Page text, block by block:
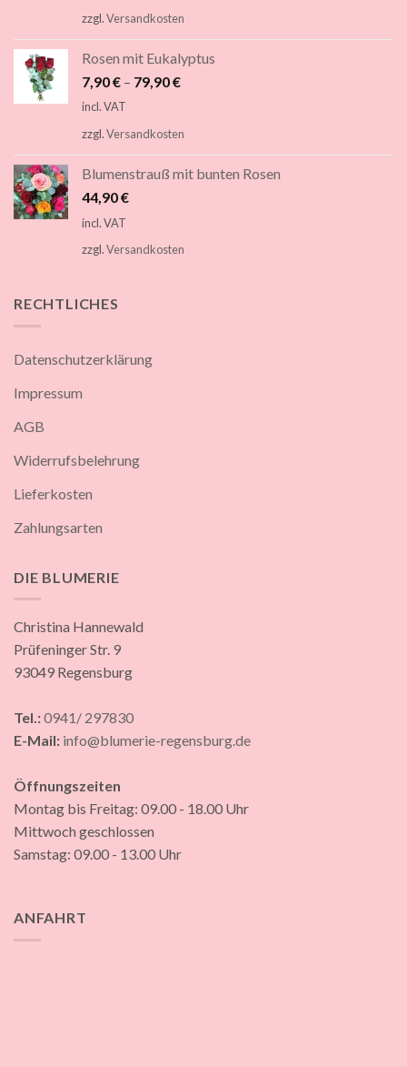
zzgl.Versandkosten
Rosen mit Eukalyptus
7,90€ – 79,90€
incl. VAT
zzgl.Versandkosten
Blumenstrauß mit bunten Rosen
44,90€
incl. VAT
zzgl.Versandkosten
RECHTLICHES
Datenschutzerklärung
Impressum
AGB
Widerrufsbelehrung
Lieferkosten
Zahlungsarten
DIE BLUMERIE
Christina Hannewald
Prüfeninger Str. 9
93049 Regensburg
Tel.:0941/ 297830
E-Mail: info@blumerie-regensburg.de
Öffnungszeiten
Montag bis Freitag: 09.00 - 18.00 Uhr
Mittwoch geschlossen
Samstag: 09.00 - 13.00 Uhr
ANFAHRT